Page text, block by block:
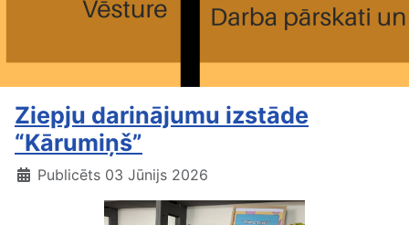
Ziepju darinājumu izstāde
“Kārumiņš”
Publicēts 03 Jūnijs 2026